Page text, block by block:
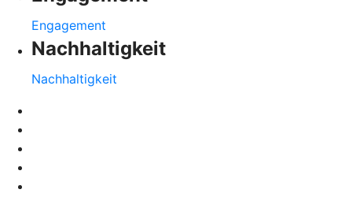
Engagement
Nachhaltigkeit
Nachhaltigkeit